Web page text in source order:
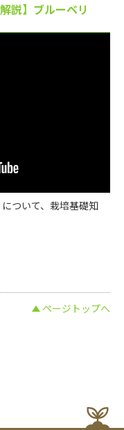
説】ブルーベリ
ついて、栽培基礎知
ページトップへ